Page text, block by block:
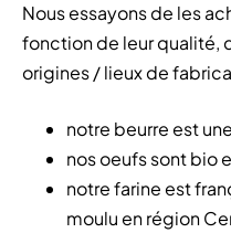
Nous essayons de les
fonction de leur qualité,
origines / lieux de
notre beurre est
nos oeufs sont bio
notre farine est
moulu en région